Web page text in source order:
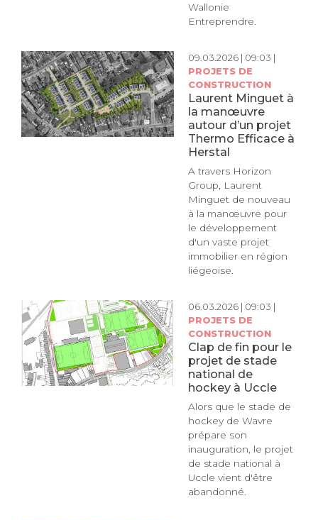
Wallonie
Entreprendre.
09.03.2026 | 09:03 |
PROJETS DE
CONSTRUCTION
Laurent Minguet à
la manœuvre
autour d’un projet
Thermo Efficace à
Herstal
A travers Horizon
Group, Laurent
Minguet de nouveau
à la manœuvre pour
le développement
d'un vaste projet
immobilier en région
liégeoise.
06.03.2026 | 09:03 |
PROJETS DE
CONSTRUCTION
Clap de fin pour le
projet de stade
national de
hockey à Uccle
Alors que le stade de
hockey de Wavre
prépare son
inauguration, le projet
de stade national à
Uccle vient d'être
abandonné.